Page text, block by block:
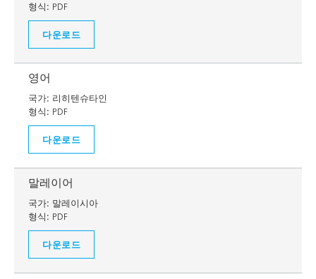
형식: PDF
다운로드
영어
국가: 리히텐슈타인
형식: PDF
다운로드
말레이어
국가: 말레이시아
형식: PDF
다운로드